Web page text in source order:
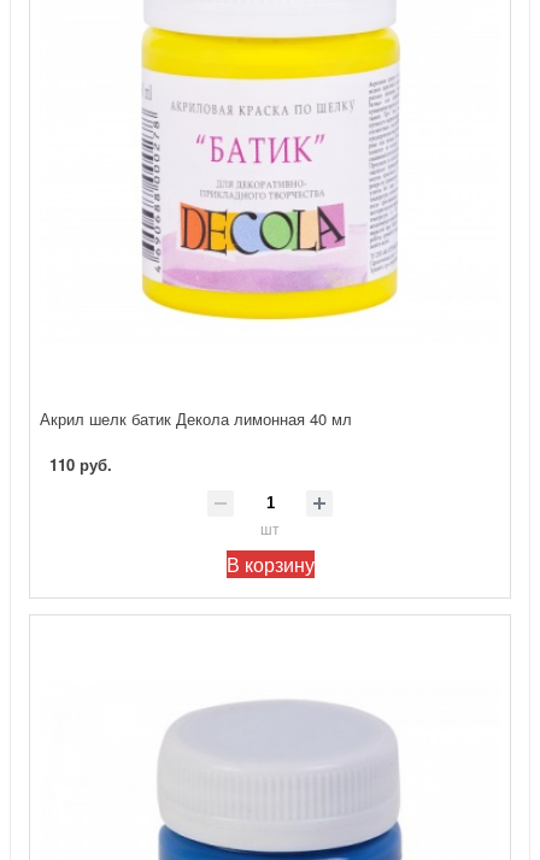
Акрил шелк батик Декола лимонная 40 мл
110 руб.
шт
В корзину